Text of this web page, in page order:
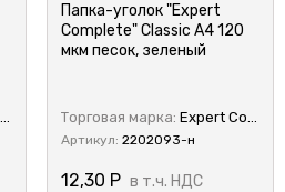
Папка-уголок "Expert
Complete" Classic A4 120
мкм песок, зеленый
Торговая марка: Expert Complete
Артикул: 2202093-н
12,30 Р в т.ч. НДС